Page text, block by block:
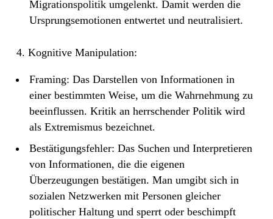
Migrationspolitik umgelenkt. Damit werden die
Ursprungsemotionen entwertet und neutralisiert.
4. Kognitive Manipulation:
Framing: Das Darstellen von Informationen in
einer bestimmten Weise, um die Wahrnehmung zu
beeinflussen. Kritik an herrschender Politik wird
als Extremismus bezeichnet.
Bestätigungsfehler: Das Suchen und Interpretieren
von Informationen, die die eigenen
Überzeugungen bestätigen. Man umgibt sich in
sozialen Netzwerken mit Personen gleicher
politischer Haltung und sperrt oder beschimpft